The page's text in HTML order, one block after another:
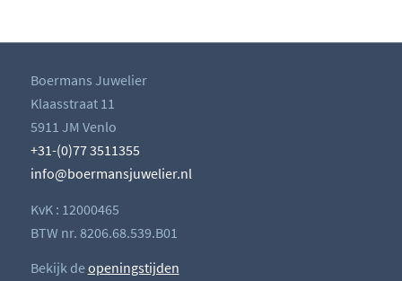
Boermans Juwelier
Klaasstraat 11
5911 JM Venlo
+31-(0)77 3511355
info@boermansjuwelier.nl
KvK : 12000465
BTW nr. 8206.68.539.B01
Bekijk deopeningstijden